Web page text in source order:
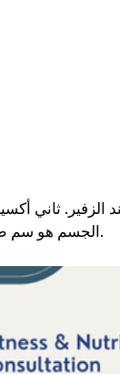
ثاني
الجسم هو سم طبيعي. يجب أن يتم إخراجها بانتظام من أجسامنا.